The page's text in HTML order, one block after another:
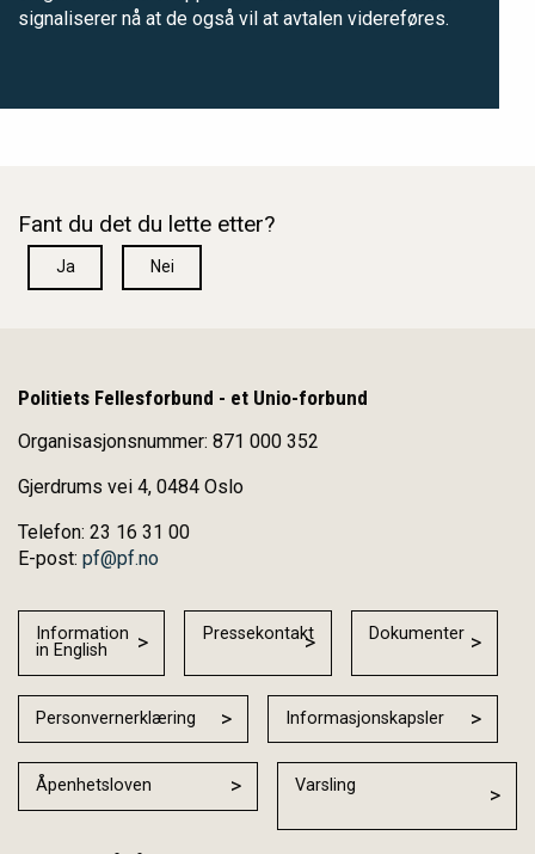
signaliserer nå at de også vil at avtalen videreføres.
Fant du det du lette etter?
Ja Nei
Politiets Fellesforbund - et Unio-forbund
Organisasjonsnummer: 871 000 352
Gjerdrums vei 4, 0484 Oslo
Telefon: 23 16 31 00
E-post: pf@pf.no
Information
in English
Pressekontakt Dokumenter
Personvernerklæring Informasjonskapsler
Åpenhetsloven Varsling